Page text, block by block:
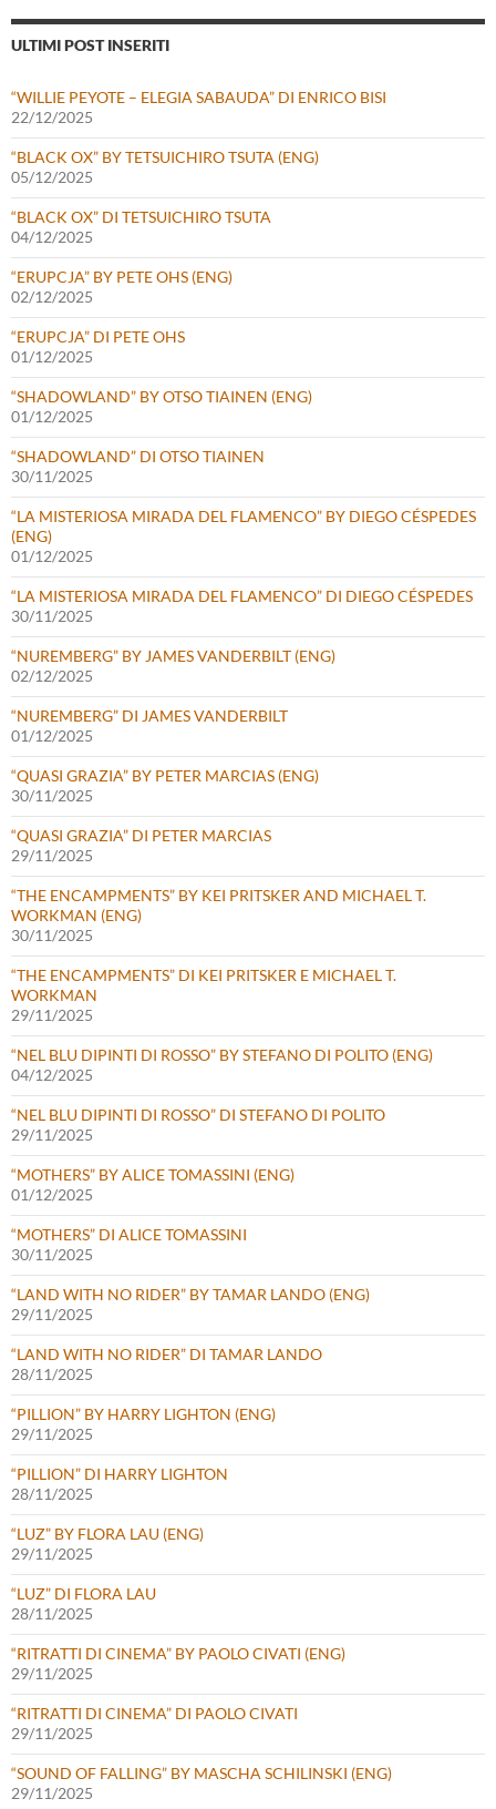
ULTIMI POST INSERITI
“WILLIE PEYOTE – ELEGIA SABAUDA” DI ENRICO BISI
22/12/2025
“BLACK OX” BY TETSUICHIRO TSUTA (ENG)
05/12/2025
“BLACK OX” DI TETSUICHIRO TSUTA
04/12/2025
“ERUPCJA” BY PETE OHS (ENG)
02/12/2025
“ERUPCJA” DI PETE OHS
01/12/2025
“SHADOWLAND” BY OTSO TIAINEN (ENG)
01/12/2025
“SHADOWLAND” DI OTSO TIAINEN
30/11/2025
“LA MISTERIOSA MIRADA DEL FLAMENCO” BY DIEGO CÉSPEDES
(ENG)
01/12/2025
“LA MISTERIOSA MIRADA DEL FLAMENCO” DI DIEGO CÉSPEDES
30/11/2025
“NUREMBERG” BY JAMES VANDERBILT (ENG)
02/12/2025
“NUREMBERG” DI JAMES VANDERBILT
01/12/2025
“QUASI GRAZIA” BY PETER MARCIAS (ENG)
30/11/2025
“QUASI GRAZIA” DI PETER MARCIAS
29/11/2025
“THE ENCAMPMENTS” BY KEI PRITSKER AND MICHAEL T.
WORKMAN (ENG)
30/11/2025
“THE ENCAMPMENTS” DI KEI PRITSKER E MICHAEL T.
WORKMAN
29/11/2025
“NEL BLU DIPINTI DI ROSSO” BY STEFANO DI POLITO (ENG)
04/12/2025
“NEL BLU DIPINTI DI ROSSO” DI STEFANO DI POLITO
29/11/2025
“MOTHERS” BY ALICE TOMASSINI (ENG)
01/12/2025
“MOTHERS” DI ALICE TOMASSINI
30/11/2025
“LAND WITH NO RIDER” BY TAMAR LANDO (ENG)
29/11/2025
“LAND WITH NO RIDER” DI TAMAR LANDO
28/11/2025
“PILLION” BY HARRY LIGHTON (ENG)
29/11/2025
“PILLION” DI HARRY LIGHTON
28/11/2025
“LUZ” BY FLORA LAU (ENG)
29/11/2025
“LUZ” DI FLORA LAU
28/11/2025
“RITRATTI DI CINEMA” BY PAOLO CIVATI (ENG)
29/11/2025
“RITRATTI DI CINEMA” DI PAOLO CIVATI
29/11/2025
“SOUND OF FALLING” BY MASCHA SCHILINSKI (ENG)
29/11/2025